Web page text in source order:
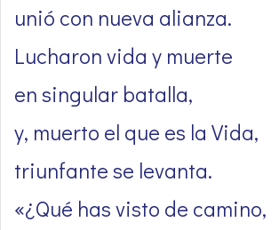
unió con nueva alianza.
Lucharon vida y muerte
en singular batalla,
y, muerto el que es la Vida,
triunfante se levanta.
«¿Qué has visto de camino,